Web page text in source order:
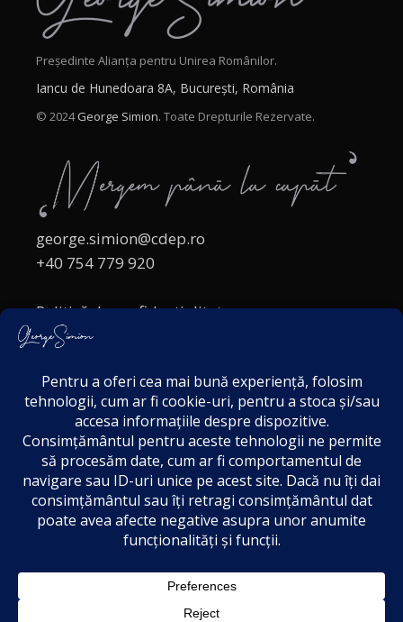
Președinte Alianța pentru Unirea Românilor.
Iancu de Hunedoara 8A, București, România
© 2024George Simion. Toate Drepturile Rezervate.
george.simion@cdep.ro
+40 754 779 920
Politică de confidențialitate
Politica cookies
Acordul de markting
Disclaimer